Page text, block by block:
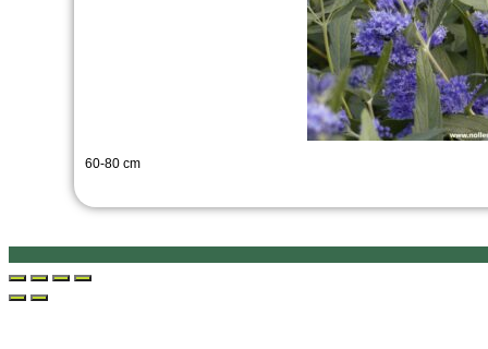
60-80 cm